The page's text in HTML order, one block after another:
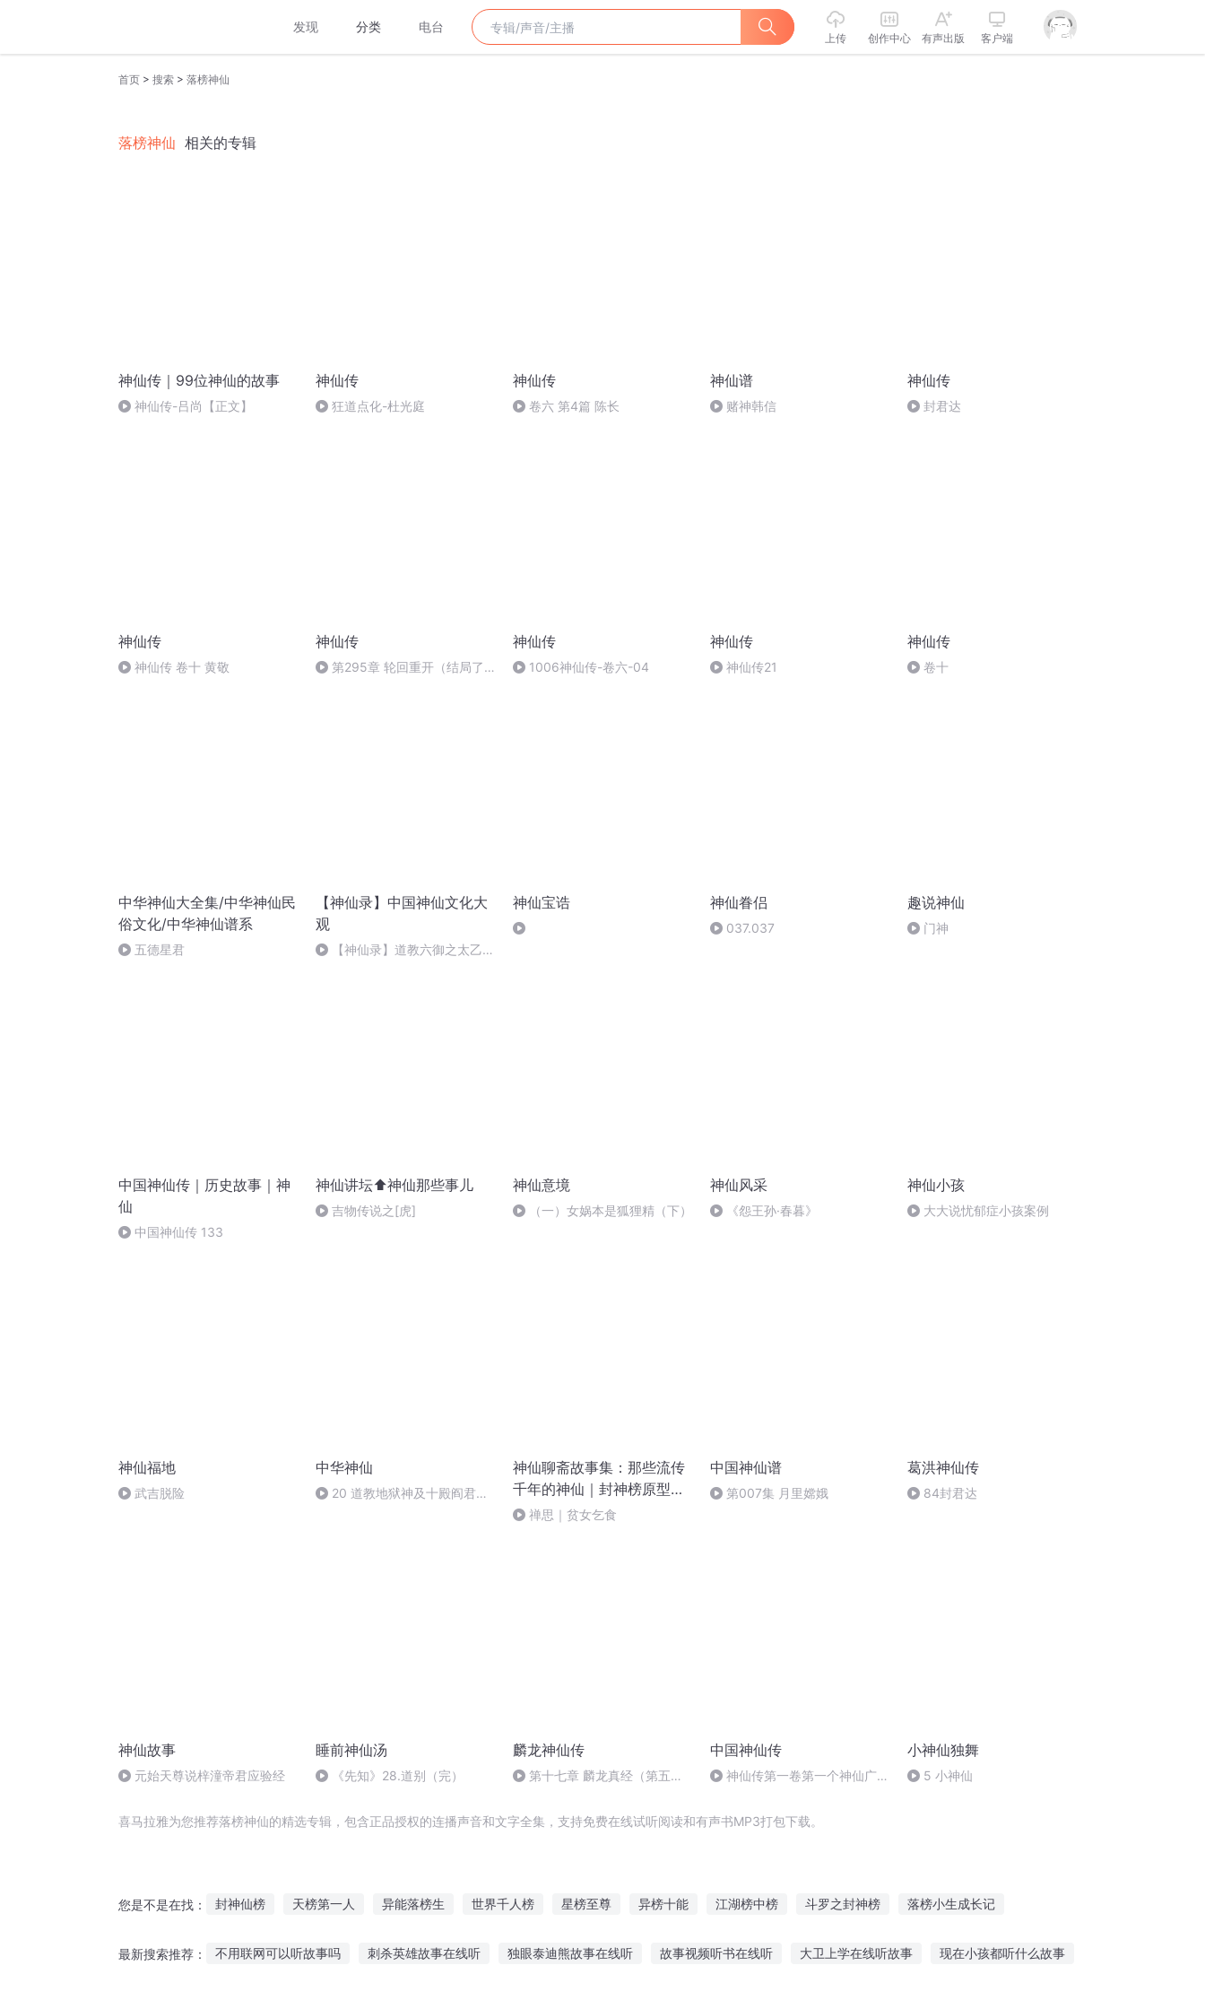
发现 分类 电台
上传 创作中心 有声出版 客户端
首页 > 搜索 > 落榜神仙
落榜神仙 相关的专辑
神仙传｜99位神仙的故事
神仙传-吕尚【正文】
神仙传
狂道点化-杜光庭
神仙传
卷六 第4篇 陈长
神仙谱
赌神韩信
神仙传
封君达
神仙传
神仙传 卷十 黄敬
神仙传
第295章 轮回重开（结局了
神仙传
1006神仙传-卷六-04
神仙传
神仙传21
神仙传
卷十
中华神仙大全集/中华神仙民
俗文化/中华神仙谱系
五德星君
【神仙录】中国神仙文化大
观
【神仙录】道教六御之太乙救
神仙宝诰 神仙眷侣
037.037
趣说神仙
门神
中国神仙传｜历史故事｜神
仙
中国神仙传 133
神仙讲坛⬆️神仙那些事儿
吉物传说之[虎]
神仙意境
（一）女娲本是狐狸精（下）
神仙风采
《怨王孙·春暮》
神仙小孩
大大说忧郁症小孩案例
神仙福地
武吉脱险
中华神仙
20 道教地狱神及十殿阎君是
神仙聊斋故事集：那些流传
千年的神仙｜封神榜原型神
仙 禅思｜贫女乞食
中国神仙谱
第007集 月里嫦娥
葛洪神仙传
84封君达
神仙故事
元始天尊说梓潼帝君应验经
睡前神仙汤
《先知》28.道别（完）
麟龙神仙传
第十七章 麟龙真经（第五
中国神仙传
神仙传第一卷第一个神仙广成
小神仙独舞
5 小神仙
喜马拉雅为您推荐落榜神仙的精选专辑，包含正品授权的连播声音和文字全集，支持免费在线试听阅读和有声书MP3打包下载。
您是不是在找： 封神仙榜 天榜第一人 异能落榜生 世界千人榜 星榜至尊 异榜十能 江湖榜中榜 斗罗之封神榜 落榜小生成长记
最新搜索推荐： 不用联网可以听故事吗 刺杀英雄故事在线听 独眼泰迪熊故事在线听 故事视频听书在线听 大卫上学在线听故事 现在小孩都听什么故事